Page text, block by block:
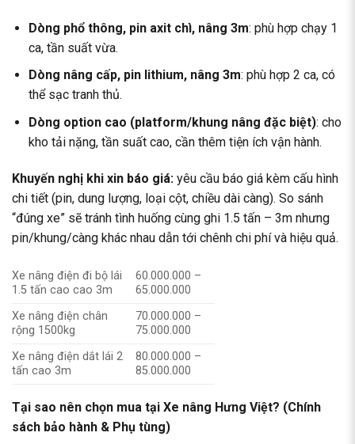
Dòng phổ thông, pin axit chì, nâng 3m: phù hợp chạy 1
ca, tần suất vừa.
Dòng nâng cấp, pin lithium, nâng 3m: phù hợp 2 ca, có
thể sạc tranh thủ.
Dòng option cao (platform/khung nâng đặc biệt): cho
kho tải nặng, tần suất cao, cần thêm tiện ích vận hành.
Khuyến nghị khi xin báo giá: yêu cầu báo giá kèm cấu hình
chi tiết (pin, dung lượng, loại cột, chiều dài càng). So sánh
“đúng xe” sẽ tránh tình huống cùng ghi 1.5 tấn – 3m nhưng
pin/khung/càng khác nhau dẫn tới chênh chi phí và hiệu quả.
Xe nâng điện đi bộ lái
1.5 tấn cao cao 3m
60.000.000 –
65.000.000
Xe nâng điện chân
rộng 1500kg
70.000.000 –
75.000.000
Xe nâng điện dắt lái 2
tấn cao 3m
80.000.000 –
85.000.000
Tại sao nên chọn mua tại Xe nâng Hưng Việt? (Chính
sách bảo hành & Phụ tùng)